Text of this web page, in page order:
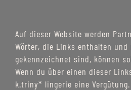
Auf dieser Website werden
Wörter, die Links enthalten
gekennzeichnet sind, können
Wenn du über einen dieser
k.triny* lingerie eine